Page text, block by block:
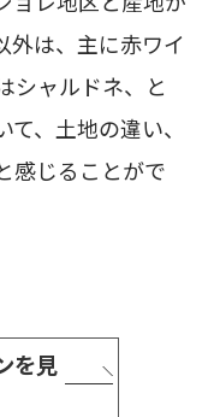
外は、主に赤ワイ
シャルドネ、と
、土地の違い、
感じることがで
を見